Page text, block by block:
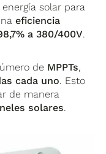
solar para
eficiencia
a 380/400V.
de MPPTs,
cada uno. Esto
de manera
solares.